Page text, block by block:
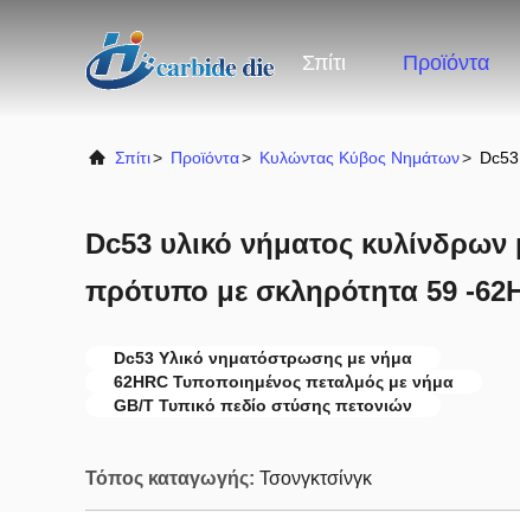
Σπίτι Προϊόντα
Σπίτι> Προϊόντα> Κυλώντας Κύβος Νημάτων>
Dc53 υλικό νήματος
πρότυπο με σκληρότητα 59 -
Dc53 Υλικό νηματόστρωσης με νήμα
62HRC Τυποποιημένος πεταλμός με νήμα
GB/T Τυπικό πεδίο στύσης πετονιών
Τόπος καταγωγής: Τσονγκτσίνγκ